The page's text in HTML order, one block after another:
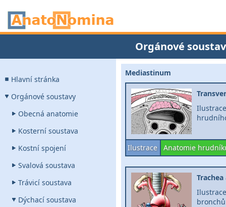
Orgánové
Hlavní stránka
Orgánové soustavy
Obecná anatomie
Kosterní soustava
Kostní spojení
Svalová soustava
Trávicí soustava
Dýchací soustava
Mediastinum
Ilustrace Anatomie